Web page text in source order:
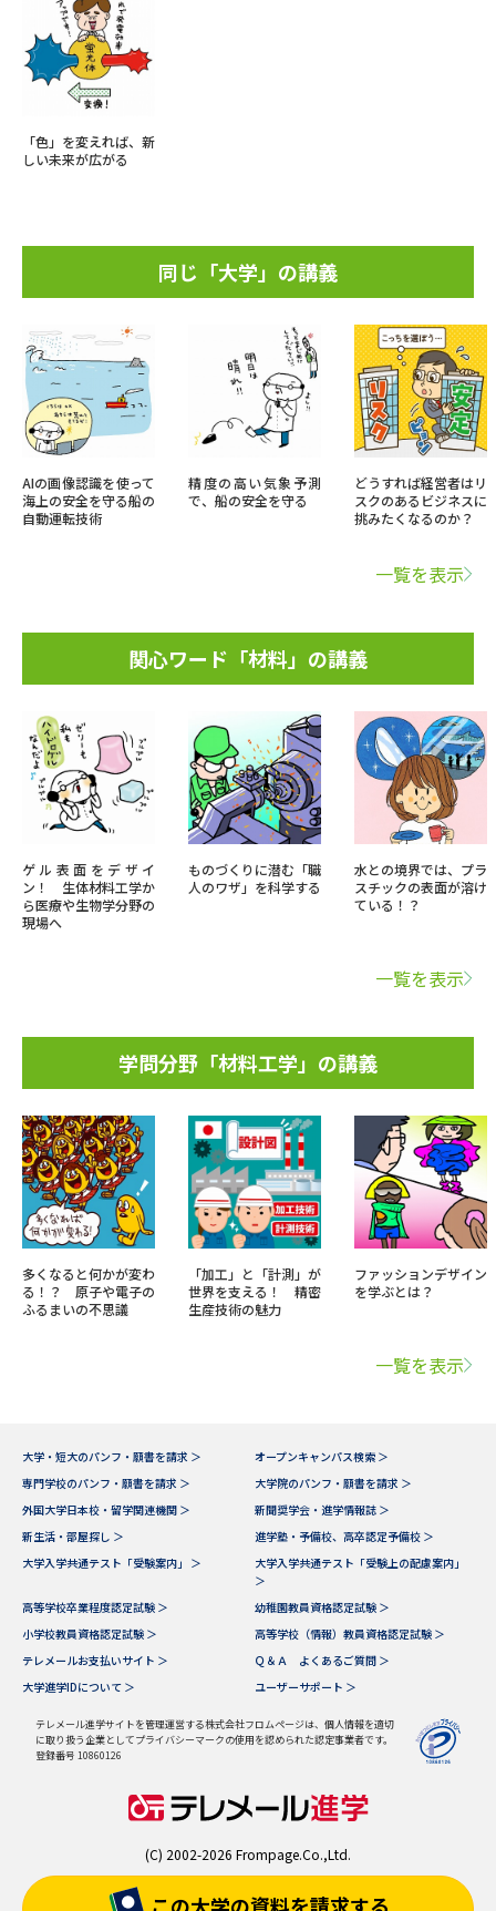
「色」を変えれば、新
しい未来が広がる
同じ「大学」の講義
AIの画像認識を使って
海上の安全を守る船の
自動運転技術
精度の高い気象予測
で、船の安全を守る
どうすれば経営者はリ
スクのあるビジネスに
挑みたくなるのか？
一覧を表示
関心ワード「材料」の講義
ゲル表面をデザイ
ン！ 生体材料工学か
ら医療や生物学分野の
現場へ
ものづくりに潜む「職
人のワザ」を科学する
水との境界では、プラ
スチックの表面が溶け
ている！？
一覧を表示
学問分野「材料工学」の講義
多くなると何かが変わ
る！？ 原子や電子の
ふるまいの不思議
「加工」と「計測」が
世界を支える！ 精密
生産技術の魅力
ファッションデザイン
を学ぶとは？
一覧を表示
大学・短大のパンフ・願書を請求 ＞
オープンキャンパス検索 ＞
専門学校のパンフ・願書を請求 ＞
大学院のパンフ・願書を請求 ＞
外国大学日本校・留学関連機関 ＞
新聞奨学会・進学情報誌 ＞
新生活・部屋探し ＞
進学塾・予備校、高卒認定予備校 ＞
大学入学共通テスト「受験案内」 ＞
大学入学共通テスト「受験上の配慮案内」
＞
高等学校卒業程度認定試験 ＞
幼稚園教員資格認定試験 ＞
小学校教員資格認定試験 ＞
高等学校（情報）教員資格認定試験 ＞
テレメールお支払いサイト ＞
Ｑ＆Ａ よくあるご質問 ＞
大学進学IDについて ＞
ユーザーサポート ＞
テレメール進学サイトを管理運営する株式会社フロムページは、個人情報を適切
に取り扱う企業としてプライバシーマークの使用を認められた認定事業者です。
登録番号 10860126
(C) 2002-2026 Frompage.Co.,Ltd.